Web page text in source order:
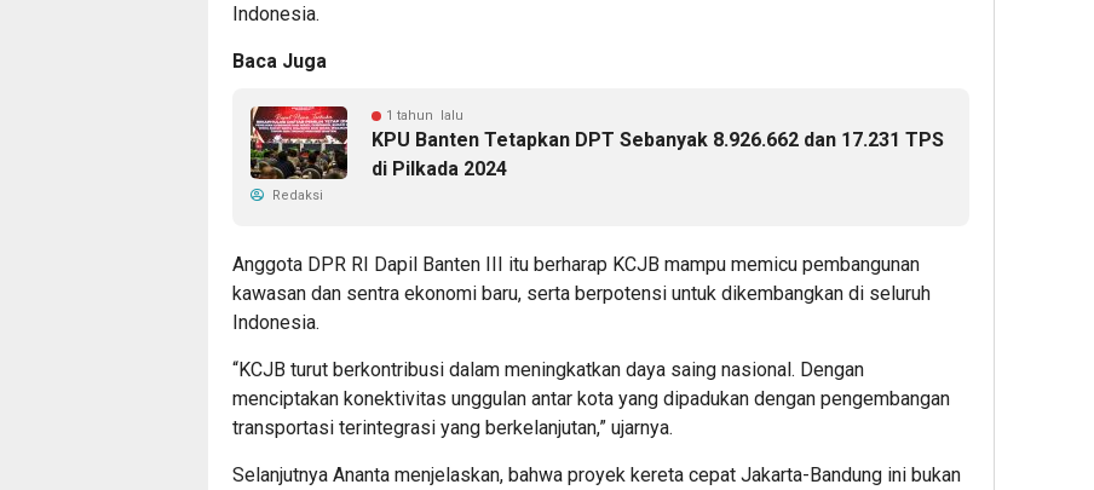
Indonesia.
Baca Juga
1 tahun lalu
KPU Banten Tetapkan DPT Sebanyak 8.926.662 dan 17.231 TPS
di Pilkada 2024
Redaksi
Anggota DPR RI Dapil Banten III itu berharap KCJB mampu memicu pembangunan
kawasan dan sentra ekonomi baru, serta berpotensi untuk dikembangkan di seluruh
Indonesia.
“KCJB turut berkontribusi dalam meningkatkan daya saing nasional. Dengan
menciptakan konektivitas unggulan antar kota yang dipadukan dengan pengembangan
transportasi terintegrasi yang berkelanjutan,” ujarnya.
Selanjutnya Ananta menjelaskan, bahwa proyek kereta cepat Jakarta-Bandung ini bukan